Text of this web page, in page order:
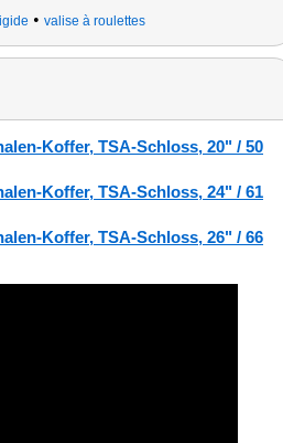
• valise à roulettes
Koffer, TSA-Schloss, 20" / 50
Koffer, TSA-Schloss, 24" / 61
Koffer, TSA-Schloss, 26" / 66